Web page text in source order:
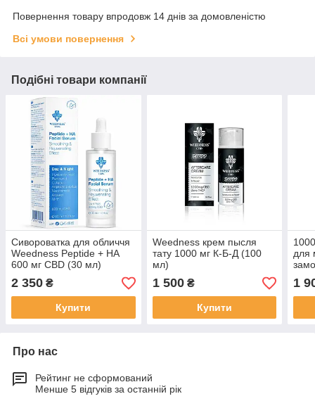
Повернення товару впродовж 14 днів за домовленістю
Всі умови повернення
Подібні товари компанії
Сивороватка для обличчя
Weedness Peptide + HA
600 мг CBD (30 мл)
2 350 ₴
Купити
Weedness крем пысля
тату 1000 мг К-Б-Д (100
мл)
1 500₴
Купити
для
1
Про нас
Рейтинг не сформований
Менше 5 відгуків за останній рік